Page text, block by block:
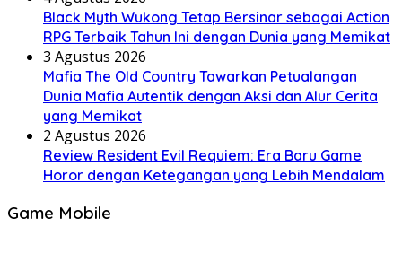
Black Myth Wukong Tetap Bersinar sebagai Action
RPG Terbaik Tahun Ini dengan Dunia yang Memikat
3 Agustus 2026
Mafia The Old Country Tawarkan Petualangan
Dunia Mafia Autentik dengan Aksi dan Alur Cerita
yang Memikat
2 Agustus 2026
Review Resident Evil Requiem: Era Baru Game
Horor dengan Ketegangan yang Lebih Mendalam
Game Mobile